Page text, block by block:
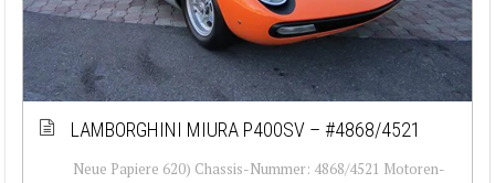
LAMBORGHINI MIURA P400SV – #4868/4521
Neue Papiere 620) Chassis-Nummer: 4868/4521 Motoren-